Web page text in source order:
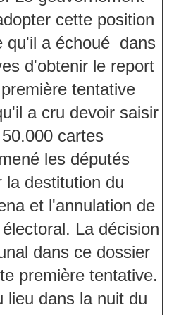
cette position
qu'il a échoué dans
d'obtenir le report
tentative
a cru devoir saisir
cartes
les députés
la destitution du
et l'annulation de
La décision
dans ce dossier
première tentative.
lieu dans la nuit du